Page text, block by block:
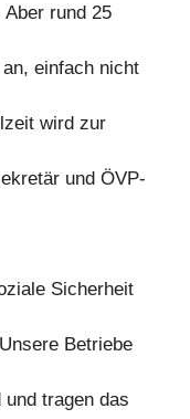
Aber rund 25
einfach nicht
wird zur
und ÖVP-
Sicherheit
Betriebe
tragen das